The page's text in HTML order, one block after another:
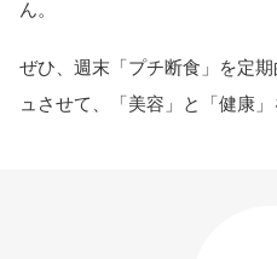
ん。
ぜひ、週末「プチ断食」を定
ュさせて、「美容」と「健康」